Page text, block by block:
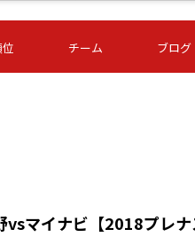
(土) 15:00
の星
-
第16節 09/05 (土) 16:00
ＡＧＦ
-
チーム ブログ
マイナビ【2018プレナ